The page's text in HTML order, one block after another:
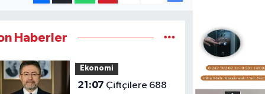
Haberler
Ekonomi
21:07